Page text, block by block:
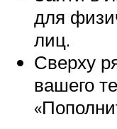
для
лиц.
Сверху
вашего